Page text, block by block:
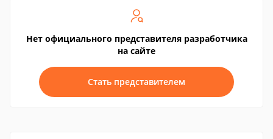
Нет официального представителя разработчика
на сайте
Стать представителем